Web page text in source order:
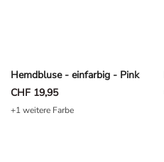
Hemdbluse - einfarbig - Pink
CHF 19,95
+1 weitere Farbe